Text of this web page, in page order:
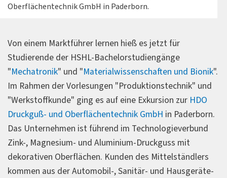
Oberflächentechnik GmbH in Paderborn.
Von einem Marktführer lernen hieß es jetzt für
Studierende der HSHL-Bachelorstudiengänge
"Mechatronik" und "Materialwissenschaften und Bionik".
Im Rahmen der Vorlesungen "Produktionstechnik" und
"Werkstoffkunde" ging es auf eine Exkursion zur HDO
Druckguß- und Oberflächentechnik GmbH in Paderborn.
Das Unternehmen ist führend im Technologieverbund
Zink-, Magnesium- und Aluminium-Druckguss mit
dekorativen Oberflächen. Kunden des Mittelständlers
kommen aus der Automobil-, Sanitär- und Hausgeräte-